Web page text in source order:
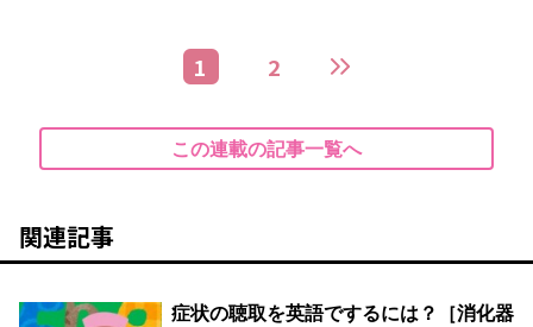
1 2
この連載の記事一覧へ
関連記事
症状の聴取を英語でするには？［消化器